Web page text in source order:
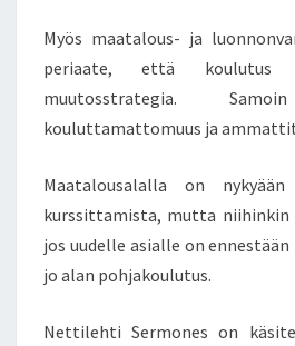
Myös maatalous- ja
periaate, että koulutus
muutosstrategia.
kouluttamattomuus ja
Maatalousalalla on
kurssittamista, mutta niihinkin
jos uudelle asialle on
jo alan pohjakoulutus.
Nettilehti Sermones on